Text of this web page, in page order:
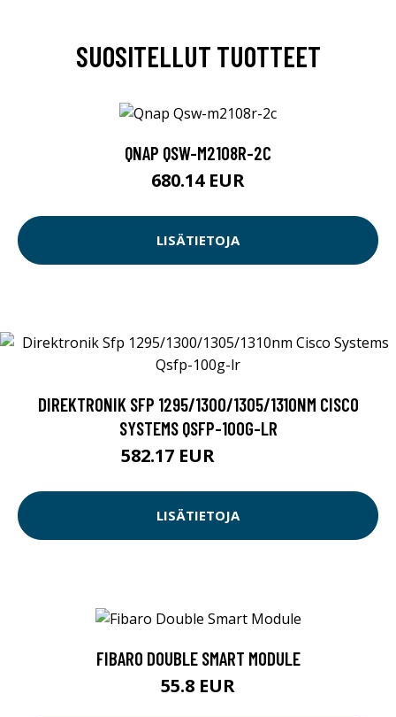
SUOSITELLUT TUOTTEET
QNAP QSW-M2108R-2C
680.14 EUR
LISÄTIETOJA
DIREKTRONIK SFP 1295/1300/1305/1310NM CISCO
SYSTEMS QSFP-100G-LR
582.17 EUR
LISÄTIETOJA
FIBARO DOUBLE SMART MODULE
55.8 EUR